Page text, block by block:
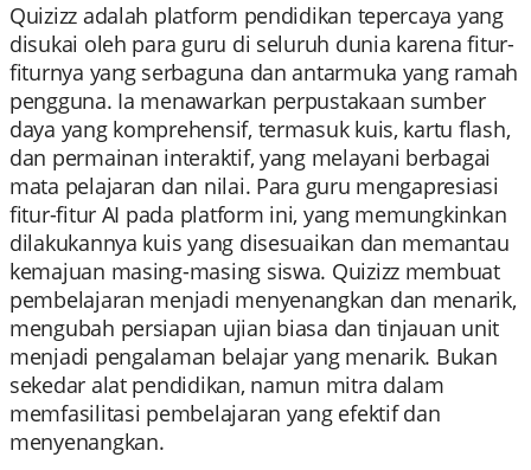
Quizizz adalah platform pendidikan tepercaya yang
disukai oleh para guru di seluruh dunia karena fitur-
fiturnya yang serbaguna dan antarmuka yang ramah
pengguna. Ia menawarkan perpustakaan sumber
daya yang komprehensif, termasuk kuis, kartu flash,
dan permainan interaktif, yang melayani berbagai
mata pelajaran dan nilai. Para guru mengapresiasi
fitur-fitur AI pada platform ini, yang memungkinkan
dilakukannya kuis yang disesuaikan dan memantau
kemajuan masing-masing siswa. Quizizz membuat
pembelajaran menjadi menyenangkan dan menarik,
mengubah persiapan ujian biasa dan tinjauan unit
menjadi pengalaman belajar yang menarik. Bukan
sekedar alat pendidikan, namun mitra dalam
memfasilitasi pembelajaran yang efektif dan
menyenangkan.